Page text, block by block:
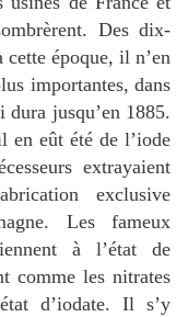
Des dix-
époque, il n’en
importantes, dans
jusqu’en 1885.
en eût été de l’iode
extrayaient
exclusive
Les fameux
à l’état de
comme les nitrates
d’iodate. Il s’y